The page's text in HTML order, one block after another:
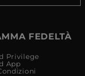
FEDELTÀ
Privilege
App